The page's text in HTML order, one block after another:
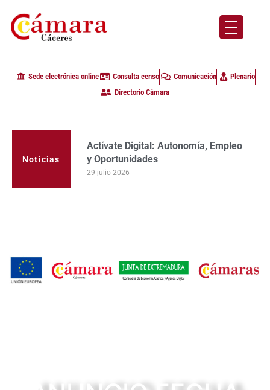
Sede electrónica online Consulta censo Comunicación
Plenario
Directorio Cámara
Noticias
Actívate Digital: Autonomía, Empleo
y Oportunidades
29 julio 2026